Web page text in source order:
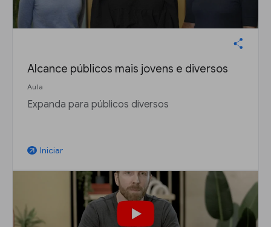
Alcance públicos mais jovens e diversos
Aula
Expanda para públicos diversos
arrow_outward Iniciar